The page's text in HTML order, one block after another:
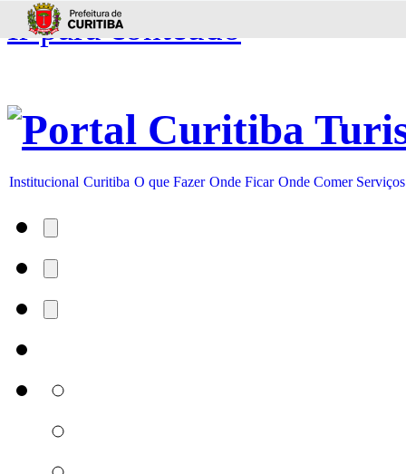
Ir para conteúdo
Institucional Curitiba O que Fazer Onde Ficar Onde Comer Serviços